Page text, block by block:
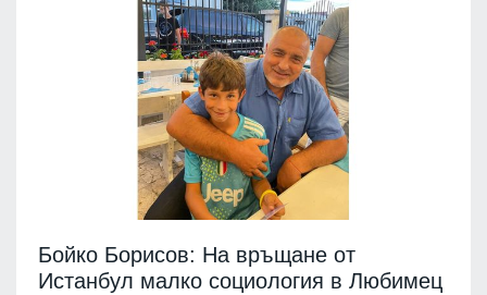
Бойко Борисов: На връщане от
Истанбул малко социология в Любимец